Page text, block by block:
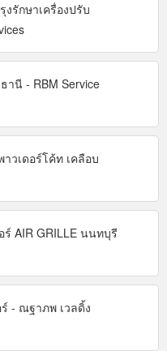
รักษาเครื่องปรับ
านี - RBM Service
วเดอร์โค้ท เคลือบ
AIR GRILLE นนทบุรี
ร์ - ณฐาภพ เวลดิ้ง